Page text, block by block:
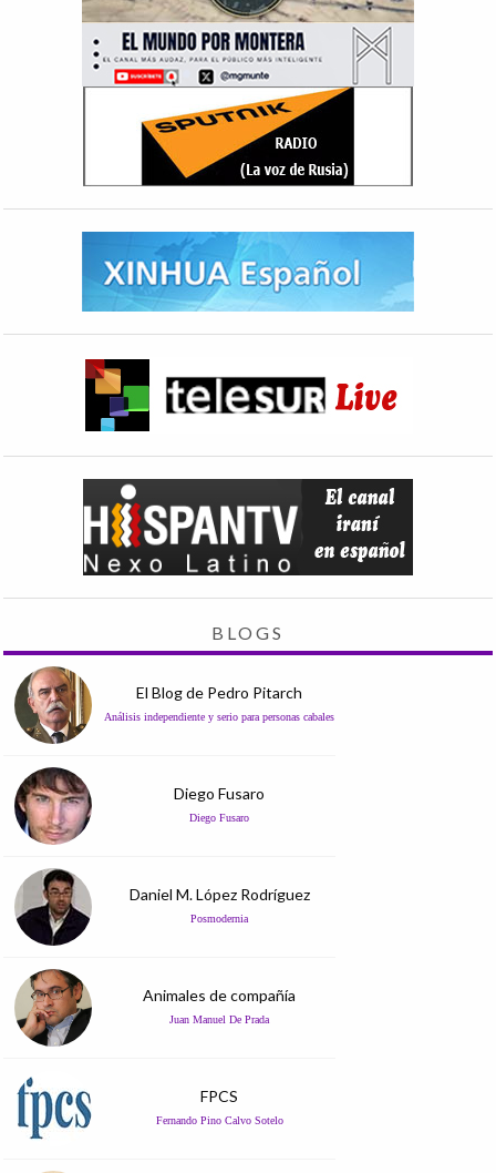
BLOGS
El Blog de Pedro Pitarch
Análisis independiente y serio para personas cabales
Diego Fusaro
Diego Fusaro
Daniel M. López Rodríguez
Posmodernia
Animales de compañía
Juan Manuel De Prada
FPCS
Fernando Pino Calvo Sotelo